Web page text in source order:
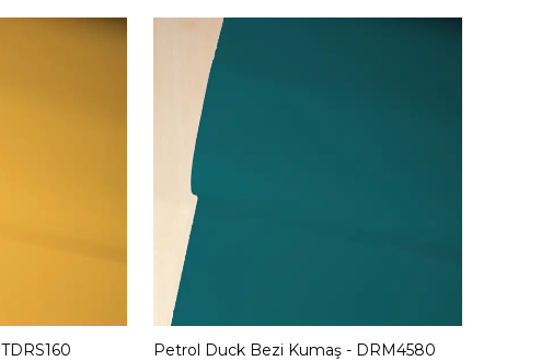
Petrol Duck Bezi Kumaş - DRM4580